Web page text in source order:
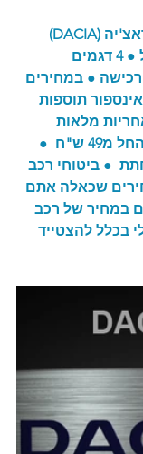
מותג הרכב העממי דאצ'יה (DACIA)
הושקה היום בישראל ● 4 דגמים
●  4 שלבי רכישה ● במחירים
תוספות
שנות אחריות מלאות
בתוספת תשלום של החל מ49 ש"ח  ●
● ביטוחי רכב
שכאלה אתם
2 רכבים במחיר של רכב
בכלל להצטייד